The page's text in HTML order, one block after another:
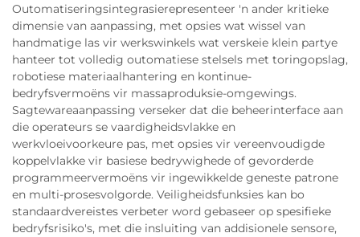
Outomatiseringsintegrasierepresenteer 'n ander kritieke
dimensie van aanpassing, met opsies wat wissel van
handmatige las vir werkswinkels wat verskeie klein partye
hanteer tot volledig outomatiese stelsels met toringopslag,
robotiese materiaalhantering en kontinue-
bedryfsvermoëns vir massaproduksie-omgewings.
Sagtewareaanpassing verseker dat die beheerinterface aan
die operateurs se vaardigheidsvlakke en
werkvloeivoorkeure pas, met opsies vir vereenvoudigde
koppelvlakke vir basiese bedrywighede of gevorderde
programmeervermoëns vir ingewikkelde geneste patrone
en multi-prosesvolgorde. Veiligheidsfunksies kan bo
standaardvereistes verbeter word gebaseer op spesifieke
bedryfsrisiko's, met die insluiting van addisionele sensore,